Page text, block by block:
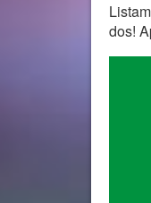
dos!